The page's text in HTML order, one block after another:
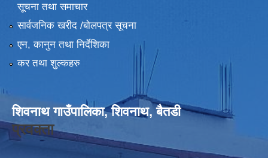
सूचना तथा समाचार
सार्वजनिक खरीद /बोलपत्र सूचना
एन, कानुन तथा निर्देशिका
कर तथा शुल्कहरु
शिवनाथ गाउँपालिका, शिवनाथ, बैतडी
प्रवक्ता